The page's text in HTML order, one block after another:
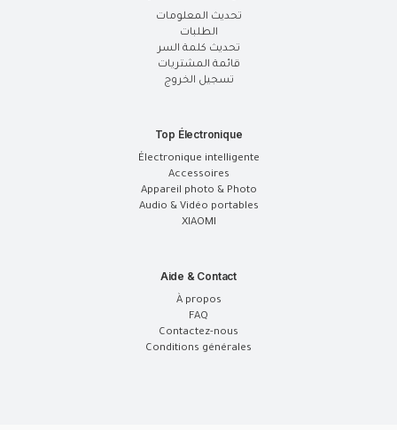
تحديث المعلومات
الطلبات
تحديث كلمة السر
قائمة المشتريات
تسجيل الخروج
Top Électronique
Électronique intelligente
Accessoires
Appareil photo & Photo
Audio & Vidéo portables
XIAOMI
Aide & Contact
À propos
FAQ
Contactez-nous
Conditions générales